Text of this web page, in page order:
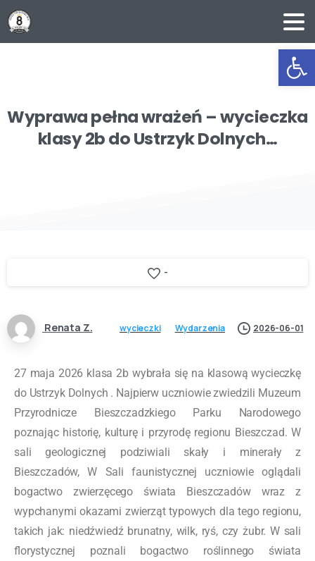
Wyprawapełnawrażeń –wycieczka
klasy2bdoUstrzykDolnych…
-
Renata Z. wycieczki Wydarzenia 2026-06-01
27 maja 2026 klasa 2b wybrała się na klasową wycieczkę
do Ustrzyk Dolnych . Najpierw uczniowie zwiedzili Muzeum
Przyrodnicze Bieszczadzkiego Parku Narodowego
poznając historię, kulturę i przyrodę regionu Bieszczad. W
sali geologicznej podziwiali skały i minerały z
Bieszczadów, W Sali faunistycznej uczniowie oglądali
bogactwo zwierzęcego świata Bieszczadów wraz z
wypchanymi okazami zwierząt typowych dla tego regionu,
takich jak: niedźwiedź brunatny, wilk, ryś, czy żubr. W sali
florystycznej poznali bogactwo roślinnego świata